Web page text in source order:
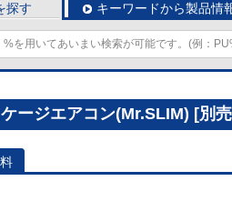
探す キーワードから製品情
ージエアコン(Mr.SLIM) [別